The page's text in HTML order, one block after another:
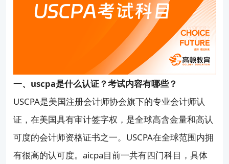
一、uscpa是什么认证？考试内容有哪些？
USCPA是美国注册会计师协会旗下的专业会计师认
证，在美国具有审计签字权，是全球高含金量和高认
可度的会计师资格证书之一。USCPA在全球范围内拥
有很高的认可度。aicpa目前一共有四门科目，具体